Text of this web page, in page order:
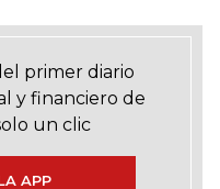
primer diario
y financiero de
un clic
APP